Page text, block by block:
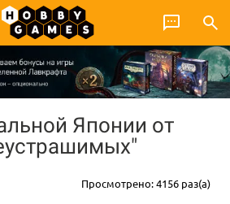
Японии от
Просмотрено: 4156 раз(а)